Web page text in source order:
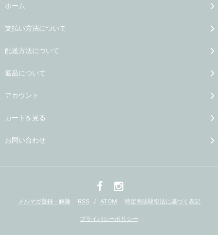
ホーム
支払い方法について
配送方法について
返品について
アカウント
カートを見る
お問い合わせ
メルマガ登録・解除 RSS / ATOM 特定商法取引法に基づく表記
プライバシーポリシー